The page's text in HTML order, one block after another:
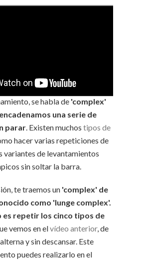
se habla de 'complex'
una serie de
parar. Existen muchos tipos de
hacer varias repeticiones de
variantes de levantamientos
sin soltar la barra.
te traemos un 'complex' de
como 'lunge complex'.
es repetir los cinco tipos de
vemos en elvídeo anterior, de
y sin descansar. Este
puedes realizarlo en el